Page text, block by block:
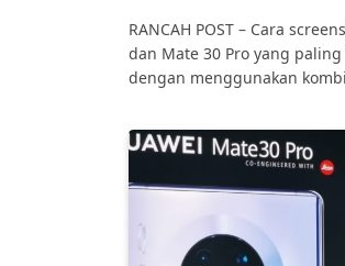
RANCAH POST – Cara
dan Mate 30 Pro yang
dengan menggunakan